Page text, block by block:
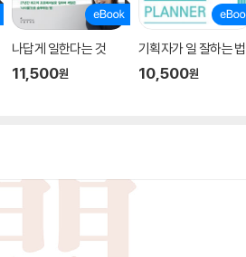
나답게 일한다는 것
11,500원
기획자가 일 잘하는 법
10,500원